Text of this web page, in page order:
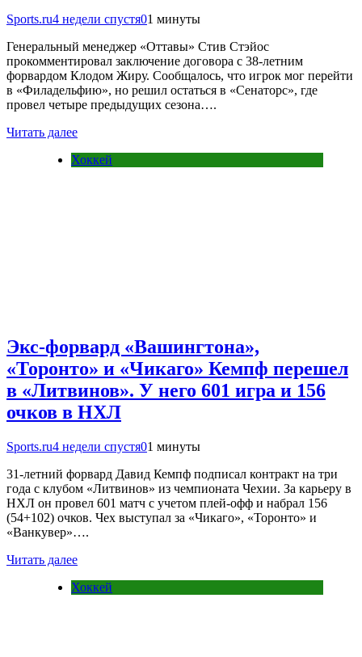
Sports.ru4 недели спустя01 минуты
Генеральный менеджер «Оттавы» Стив Стэйос
прокомментировал заключение договора с 38-летним
форвардом Клодом Жиру. Сообщалось, что игрок мог перейти
в «Филадельфию», но решил остаться в «Сенаторс», где
провел четыре предыдущих сезона….
Читать далее
Хоккей
Экс-форвард «Вашингтона»,
«Торонто» и «Чикаго» Кемпф перешел
в «Литвинов». У него 601 игра и 156
очков в НХЛ
Sports.ru4 недели спустя01 минуты
31-летний форвард Давид Кемпф подписал контракт на три
года с клубом «Литвинов» из чемпионата Чехии. За карьеру в
НХЛ он провел 601 матч с учетом плей-офф и набрал 156
(54+102) очков. Чех выступал за «Чикаго», «Торонто» и
«Ванкувер»….
Читать далее
Хоккей